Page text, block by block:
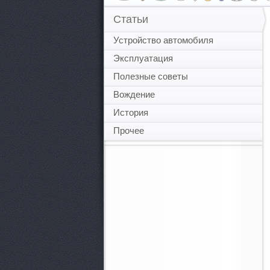
Статьи
Устройство автомобиля
Эксплуатация
Полезные советы
Вождение
История
Прочее